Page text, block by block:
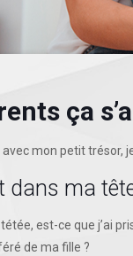
ça
mon petit
dans ma
est-ce que j’ai
de ma fille ?